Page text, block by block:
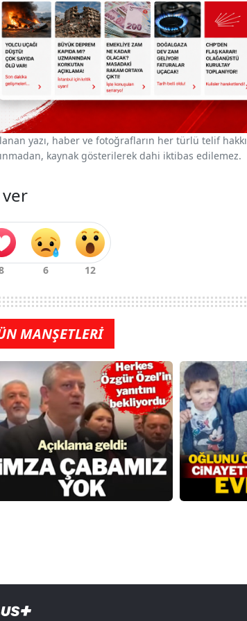
yazı, haber ve fotoğrafların her türlü telif hakkı
kaynak gösterilerek dahi iktibas edilemez.
MANŞETLERİ